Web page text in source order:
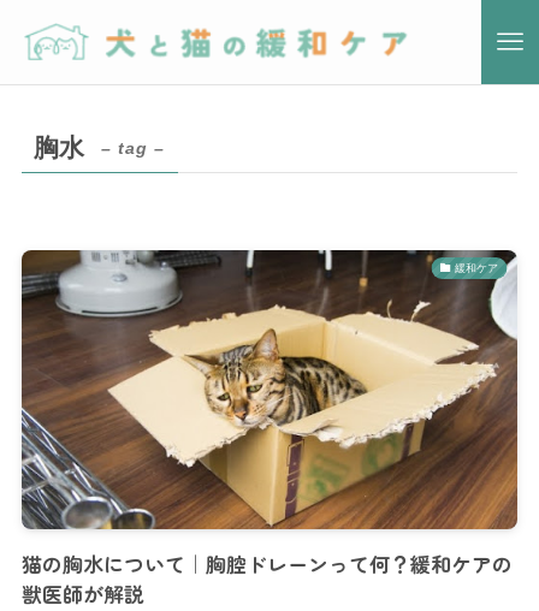
胸水 – tag –
緩和ケア
猫の胸水について｜胸腔ドレーンって何？緩和ケアの
獣医師が解説